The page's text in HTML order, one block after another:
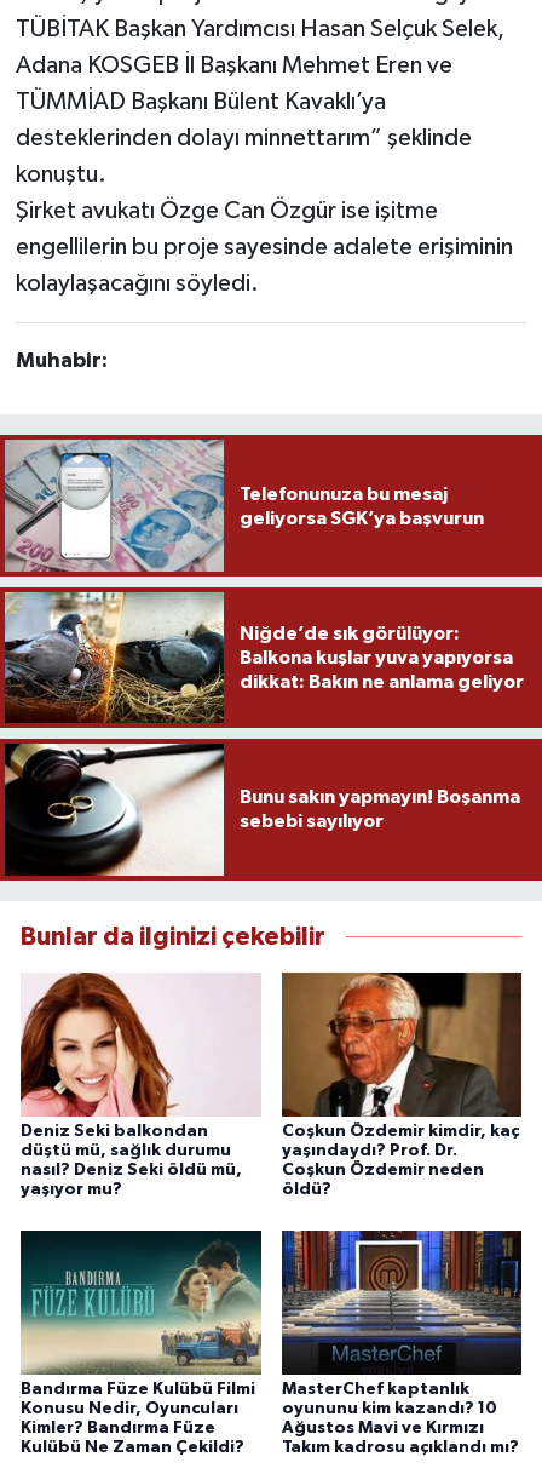
TÜBİTAK Başkan Yardımcısı Hasan Selçuk Selek,
Adana KOSGEB İl Başkanı Mehmet Eren ve
TÜMMİAD Başkanı Bülent Kavaklı’ya
desteklerinden dolayı minnettarım” şeklinde
konuştu.
Şirket avukatı Özge Can Özgür ise işitme
engellilerin bu proje sayesinde adalete erişiminin
kolaylaşacağını söyledi.
Muhabir:
Telefonunuza bu mesaj
geliyorsa SGK’ya başvurun
Niğde’de sık görülüyor:
Balkona kuşlar yuva yapıyorsa
dikkat: Bakın ne anlama geliyor
Bunu sakın yapmayın! Boşanma
sebebi sayılıyor
Bunlar da ilginizi çekebilir
Deniz Seki balkondan
düştü mü, sağlık durumu
nasıl? Deniz Seki öldü mü,
yaşıyor mu?
Coşkun Özdemir kimdir, kaç
yaşındaydı? Prof. Dr.
Coşkun Özdemir neden
öldü?
Bandırma Füze Kulübü Filmi
Konusu Nedir, Oyuncuları
Kimler? Bandırma Füze
Kulübü Ne Zaman Çekildi?
MasterChef kaptanlık
oyununu kim kazandı? 10
Ağustos Mavi ve Kırmızı
Takım kadrosu açıklandı mı?